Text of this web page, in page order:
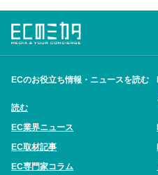
ECのお役立ち情報・ニュースを読む
読む
EC業界ニュース
EC取材記事
EC専門家コラム